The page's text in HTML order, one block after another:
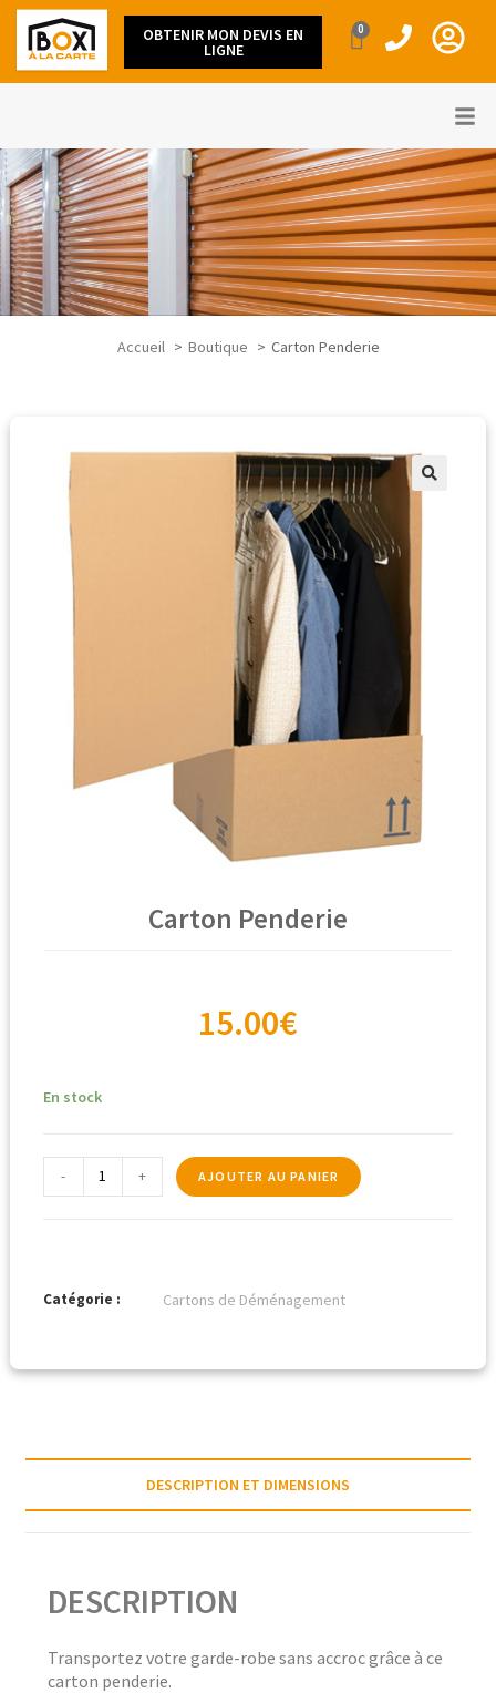
OBTENIR MON DEVIS EN
LIGNE
0
Accueil Boutique Carton Penderie
Carton Penderie
15.00€
En stock
- + AJOUTER AU PANIER
Catégorie : Cartons de Déménagement
DESCRIPTION ET DIMENSIONS
DESCRIPTION
Transportez votre garde-robe sans accroc grâce à ce
carton penderie.